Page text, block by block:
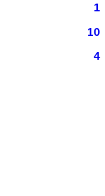
1
10
4